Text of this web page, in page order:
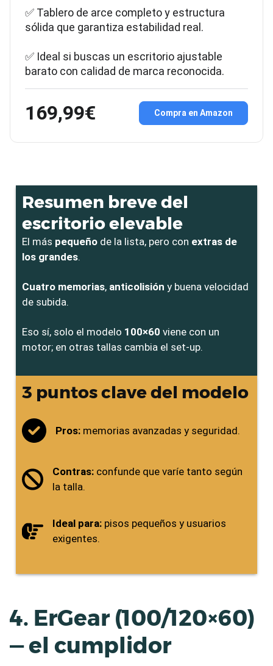
✅ Tablero de arce completo y estructura
sólida que garantiza estabilidad real.
✅ Ideal si buscas un escritorio ajustable
barato con calidad de marca reconocida.
169,99€ Compra en Amazon
Resumen breve del
escritorio elevable
El más pequeño de la lista, pero con extras de
los grandes.
Cuatro memorias, anticolisión y buena velocidad
de subida.
Eso sí, solo el modelo 100×60 viene con un
motor; en otras tallas cambia el set-up.
3 puntos clave del modelo
Pros: memorias avanzadas y seguridad.
Contras: confunde que varíe tanto según
la talla.
Ideal para: pisos pequeños y usuarios
exigentes.
4. ErGear (100/120×60)
— el cumplidor